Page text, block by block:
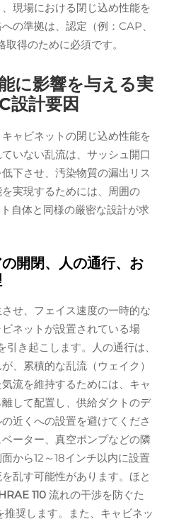
現場における閉じ込め性能を
の準拠は、認定（例：CAP、
得のために必須です。
に影響を与える実
設計要因
ャビネットの閉じ込め性能を
いない乱流は、サッシュ開口
下させ、汚染物質の漏出リス
実現するためには、周囲の
自体と同様の厳密な設計が求
開閉、人の通行、お
せ、フェイス速度の一時的な
ネットが設置されている場
き起こします。人の通行は、
、累積的な乱流（ウェイク）
流を維持するためには、キャ
して配置し、供給ダクトのデ
近くへの設置を避けてくださ
ーター、真空ポンプなどの隣
から12～18インチ以内に設置
乱す可能性があります。ほと
110 流れの干渉を防ぐた
奨します。また、キャビネッ